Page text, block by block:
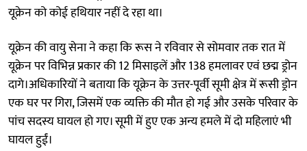
यूक्रेन को कोई हथियार नहीं दे रहा था।
यूक्रेन की वायु सेना ने कहा कि रूस ने रविवार से सोमवार तक रात में
यूक्रेन पर विभिन्न प्रकार की 12 मिसाइलें और 138 हमलावर एवं छद्म ड्रोन
दागे।अधिकारियों ने बताया कि यूक्रेन के उत्तर-पूर्वी सूमी क्षेत्र में रूसी ड्रोन
एक घर पर गिरा, जिसमें एक व्यक्ति की मौत हो गई और उसके परिवार के
पांच सदस्य घायल हो गए। सूमी में हुए एक अन्य हमले में दो महिलाएं भी
घायल हुईं।